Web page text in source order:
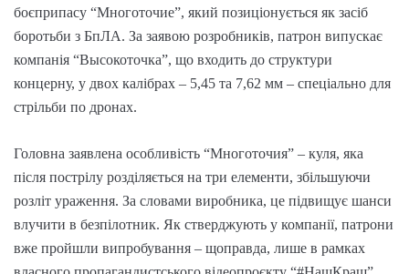
боєприпасу “Многоточие”, який позиціонується як засіб
боротьби з БпЛА. За заявою розробників, патрон випускає
компанія “Высокоточка”, що входить до структури
концерну, у двох калібрах – 5,45 та 7,62 мм – спеціально для
стрільби по дронах.
Головна заявлена особливість “Многоточия” – куля, яка
після пострілу розділяється на три елементи, збільшуючи
розліт ураження. За словами виробника, це підвищує шанси
влучити в безпілотник. Як стверджують у компанії, патрони
вже пройшли випробування – щоправда, лише в рамках